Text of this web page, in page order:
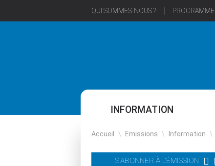
QUI SOMMES-NOUS ? PROGRAMME
INFORMATION
Accueil \ Emissions \ Information \
S'ABONNER À L'ÉMISSION